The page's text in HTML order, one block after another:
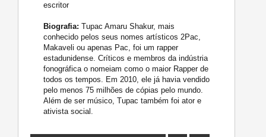
escritor
Biografia: Tupac Amaru Shakur, mais
conhecido pelos seus nomes artísticos 2Pac,
Makaveli ou apenas Pac, foi um rapper
estadunidense. Críticos e membros da indústria
fonográfica o nomeiam como o maior Rapper de
todos os tempos. Em 2010, ele já havia vendido
pelo menos 75 milhões de cópias pelo mundo.
Além de ser músico, Tupac também foi ator e
ativista social.